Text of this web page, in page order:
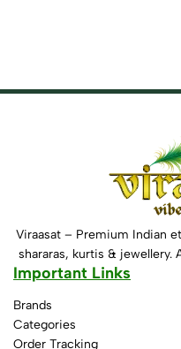
Viraasat – Premium Indian
shararas, kurtis & jewellery.
Important Links
Brands
Categories
Order Tracking